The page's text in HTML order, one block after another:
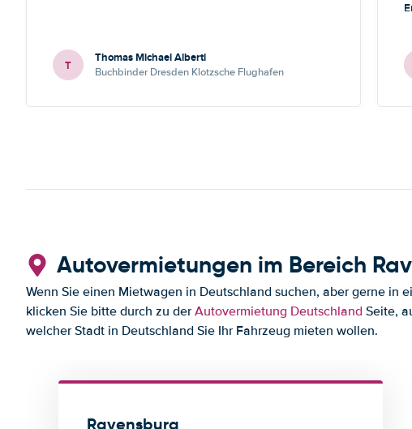
T Thomas Michael Alberti
Buchbinder Dresden Klotzsche Flughafen
Autovermietungen im Bereich
Wenn Sie einen Mietwagen in Deutschland suchen, aber gerne in
klicken Sie bitte durch zu derAutovermietung Deutschland Seite,
welcher Stadt in Deutschland Sie Ihr Fahrzeug mieten wollen.
Ravensburg